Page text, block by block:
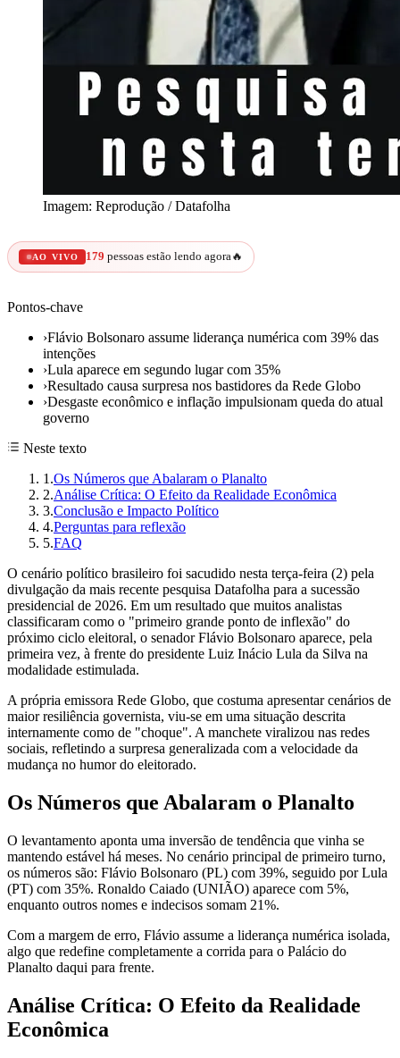
Imagem: Reprodução / Datafolha
AO VIVO 179 pessoas estão lendo agora🔥
Pontos-chave
›Flávio Bolsonaro assume liderança numérica com 39% das
intenções
›Lula aparece em segundo lugar com 35%
›Resultado causa surpresa nos bastidores da Rede Globo
›Desgaste econômico e inflação impulsionam queda do atual
governo
Neste texto
1 .Os Números que Abalaram o Planalto
2.Análise Crítica: O Efeito da Realidade Econômica
3.Conclusão e Impacto Político
4.Perguntas para reflexão
5.FAQ
O cenário político brasileiro foi sacudido nesta terça-feira (2) pela
divulgação da mais recente pesquisa Datafolha para a sucessão
presidencial de 2026. Em um resultado que muitos analistas
classificaram como o "primeiro grande ponto de inflexão" do
próximo ciclo eleitoral, o senador Flávio Bolsonaro aparece, pela
primeira vez, à frente do presidente Luiz Inácio Lula da Silva na
modalidade estimulada.
A própria emissora Rede Globo, que costuma apresentar cenários de
maior resiliência governista, viu-se em uma situação descrita
internamente como de "choque". A manchete viralizou nas redes
sociais, refletindo a surpresa generalizada com a velocidade da
mudança no humor do eleitorado.
Os Números que Abalaram o Planalto
O levantamento aponta uma inversão de tendência que vinha se
mantendo estável há meses. No cenário principal de primeiro turno,
os números são: Flávio Bolsonaro (PL) com 39%, seguido por Lula
(PT) com 35%. Ronaldo Caiado (UNIÃO) aparece com 5%,
enquanto outros nomes e indecisos somam 21%.
Com a margem de erro, Flávio assume a liderança numérica isolada,
algo que redefine completamente a corrida para o Palácio do
Planalto daqui para frente.
Análise Crítica: O Efeito da Realidade
Econômica